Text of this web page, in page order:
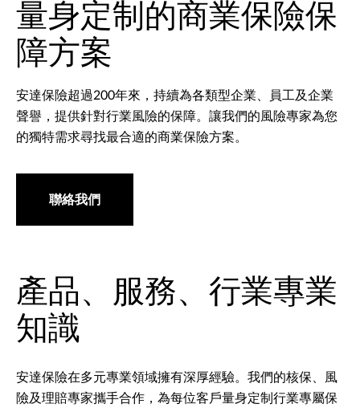
量身定制的商業保險保
障方案
安達保險超過200年來，持續為各類型企業、員工及企業
聲譽，提供針對行業風險的保障。讓我們的風險專家為您
的獨特需求尋找最合適的商業保險方案。
聯絡我們
產品、服務、行業專業
知識
安達保險在多元專業領域擁有深厚經驗。我們的核保、風
險及理賠專家攜手合作，為每位客戶量身定制行業專屬保